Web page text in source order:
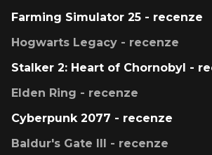
Farming Simulator 25 - recenze
Hogwarts Legacy - recenze
Stalker 2: Heart of Chornobyl -
Elden Ring - recenze
Cyberpunk 2077 - recenze
Baldur's Gate III - recenze